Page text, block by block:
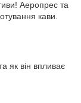
Аеропрес та
кави.
як він впливає